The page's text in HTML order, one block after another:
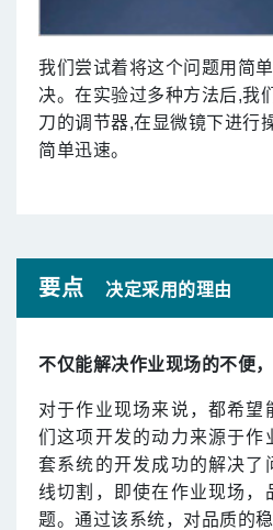
我们尝试着将这个问题用简
决。在实验过多种方法后,我
刀的调节器,在显微镜下进行
简单迅速。
要点 决定采用的理由
不仅能解决作业现场的不便
对于作业现场来说，都希望
们这项开发的动力来源于作
套系统的开发成功的解决了
线切割，即使在作业现场，
题。通过该系统，对品质的